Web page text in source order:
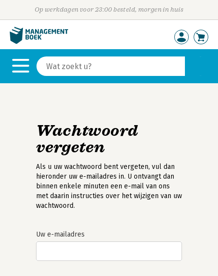
Op werkdagen voor 23:00 besteld, morgen in huis
Wachtwoord
vergeten
Als u uw wachtwoord bent vergeten, vul dan
hieronder uw e-mailadres in. U ontvangt dan
binnen enkele minuten een e-mail van ons
met daarin instructies over het wijzigen van uw
wachtwoord.
Uw e-mailadres